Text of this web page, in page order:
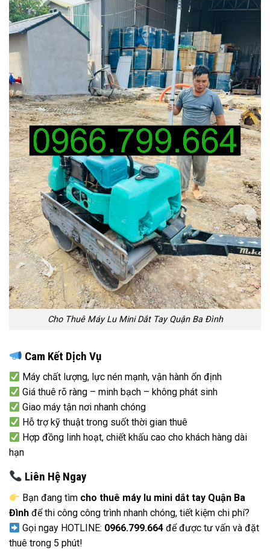
Cho Thuê Máy Lu Mini Dắt Tay Quận Ba Đình
Cam Kết Dịch Vụ
Máy chất lượng, lực nén mạnh, vận hành ổn định
Giá thuê rõ ràng – minh bạch – không phát sinh
Giao máy tận nơi nhanh chóng
Hỗ trợ kỹ thuật trong suốt thời gian thuê
Hợp đồng linh hoạt, chiết khấu cao cho khách hàng dài
hạn
Liên Hệ Ngay
Bạn đang tìm cho thuê máy lu mini dắt tay Quận Ba
Đình để thi công công trình nhanh chóng, tiết kiệm chi phí?
Gọi ngay HOTLINE: 0966.799.664 để được tư vấn và đặt
thuê trong 5 phút!